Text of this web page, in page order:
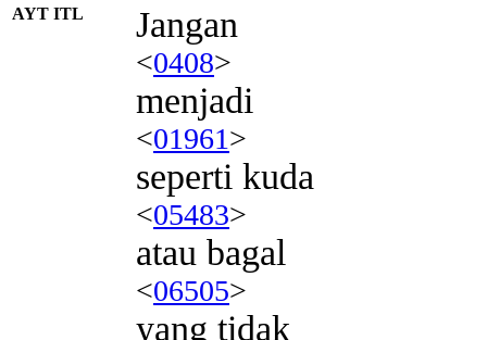
AYT ITL Jangan
<0408>
menjadi
<01961>
seperti kuda
<05483>
atau bagal
<06505>
yang tidak